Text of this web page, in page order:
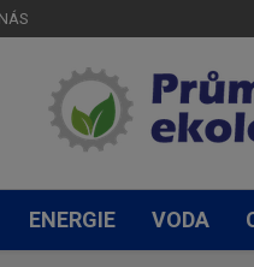
ENERGIE VODA